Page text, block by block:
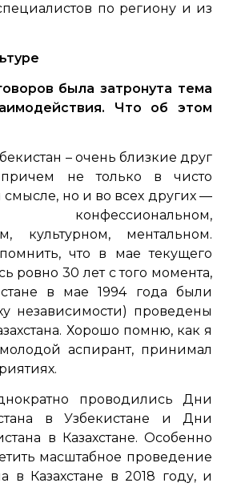
по региону и из
была затронута тема
Что об этом
– очень близкие друг
не только в чисто
смысле, но и во всех других —
конфессиональном,
культурном, ментальном.
что в мае текущего
ровно 30 лет с того момента,
в мае 1994 года были
независимости) проведены
Хорошо помню, как я
аспирант, принимал
проводились Дни
в Узбекистане и Дни
в Казахстане. Особенно
масштабное проведение
в Казахстане в 2018 году, и